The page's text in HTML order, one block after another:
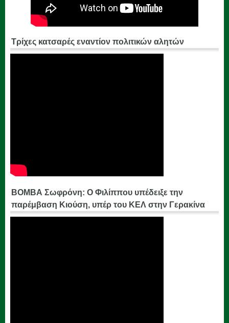
Τρίχες κατσαρές εναντίον πολιτικών αλητών
ΒΟΜΒΑ Σωφρόνη: Ο Φιλίππου υπέδειξε την
παρέμβαση Κιούση, υπέρ του ΚΕΛ στην Γερακίνα